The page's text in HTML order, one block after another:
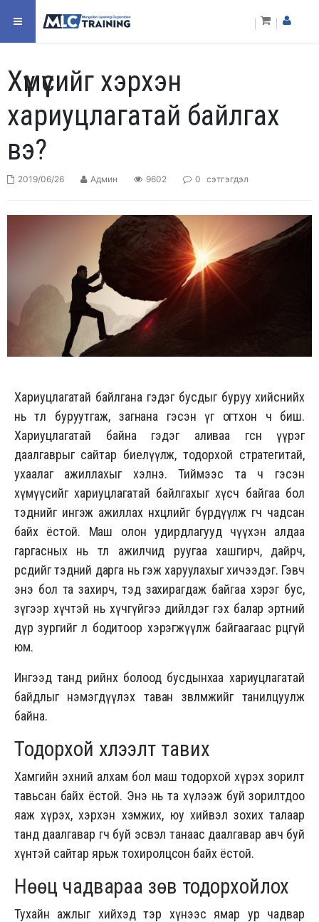
Хүмүүсийг хэрхэн
хариуцлагатай байлгах
вэ?
2019/06/26 Админ 9602 0 сэтгэгдэл
Хариуцлагатай байлгана гэдэг бусдыг буруу хийснийх
нь төлөө буруутгаж, загнана гэсэн үг огтхон ч биш.
Хариуцлагатай байна гэдэг аливаа өгсөн үүрэг
даалгаврыг сайтар биелүүлж, тодорхой стратегитай,
ухаалаг ажиллахыг хэлнэ. Тиймээс та ч гэсэн
хүмүүсийг хариуцлагатай байлгахыг хүсч байгаа бол
тэднийг ингэж ажиллах нөхцлийг бүрдүүлж өгч чадсан
байх ёстой. Маш олон удирдлагууд өчүүхэн алдаа
гаргасных нь төлөө ажилчид руугаа хашгирч, дайрч,
өөрсдийгөө тэдний дарга нь гэж харуулахыг хичээдэг. Гэвч
энэ бол та захирч, тэд захирагдаж байгаа хэрэг бус,
зүгээр хүчтэй нь хүчгүйгээ дийлдэг гэх балар эртний
дүр зургийг л бодитоор хэрэгжүүлж байгаагаас өөрцгүй
юм.
Ингээд танд өөрийнхөө болоод бусдынхаа хариуцлагатай
байдлыг нэмэгдүүлэх таван зөвлөмжийг танилцуулж
байна.
Тодорхой хүлээлт тавих
Хамгийн эхний алхам бол маш тодорхой хүрэх зорилт
тавьсан байх ёстой. Энэ нь та хүлээж буй зорилтдоо
яаж хүрэх, хэрхэн хэмжих, юу хийвэл зохих талаар
танд даалгавар өгч буй эсвэл танаас даалгавар авч буй
хүнтэй сайтар ярьж тохиролцсон байх ёстой.
Нөөц чадвараа зөв тодорхойлох
Тухайн ажлыг хийхэд тэр хүнээс ямар ур чадвар